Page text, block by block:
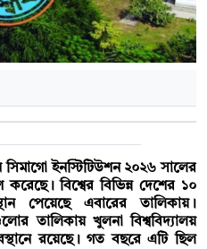
সিমাগো ইনস্টিটিউশন ২০২৬ সালের
করেছে। বিশ্বের বিভিন্ন দেশের ১০
পেয়েছে এবারের তালিকায়।
তালিকায় খুলনা বিশ্ববিদ্যালয়
রয়েছে। গত বছরে এটি ছিল